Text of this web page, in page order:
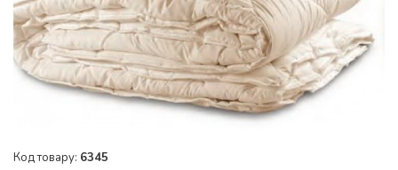
Код товару: 6345